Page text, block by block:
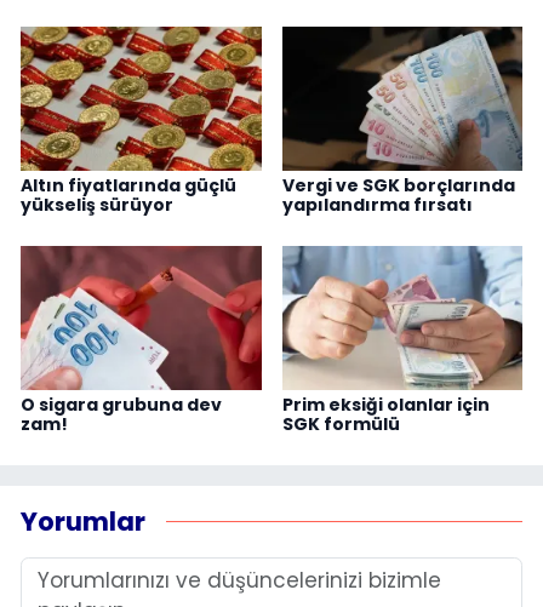
Altın fiyatlarında güçlü
yükseliş sürüyor
Vergi ve SGK borçlarında
yapılandırma fırsatı
O sigara grubuna dev
zam!
Prim eksiği olanlar için
SGK formülü
Yorumlar